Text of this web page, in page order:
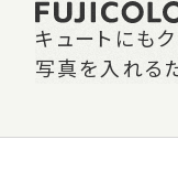
キュートにもク
写真を入れる